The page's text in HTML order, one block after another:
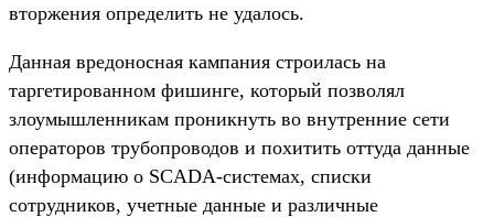
вторжения определить не удалось.
Данная вредоносная кампания строилась на
таргетированном фишинге, который позволял
злоумышленникам проникнуть во внутренние сети
операторов трубопроводов и похитить оттуда данные
(информацию о SCADA-системах, списки
сотрудников, учетные данные и различные